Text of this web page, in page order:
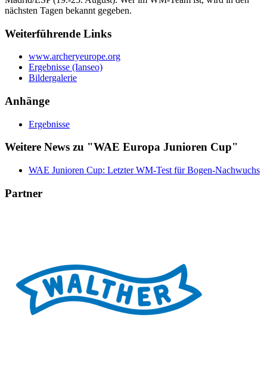
nächsten Tagen bekannt gegeben.
Weiterführende Links
www.archeryeurope.org
Ergebnisse (Ianseo)
Bildergalerie
Anhänge
Ergebnisse
Weitere News zu "WAE Europa Junioren Cup"
WAE Junioren Cup: Letzter WM-Test für Bogen-Nachwuchs
Partner